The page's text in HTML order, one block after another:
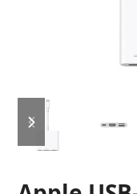
previous
slide
next
slide